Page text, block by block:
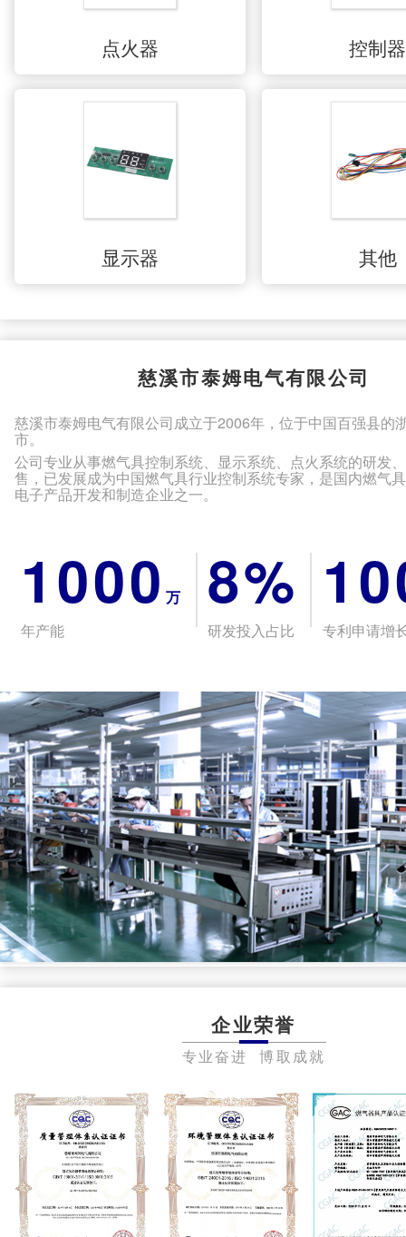
点火器 控制器
显示器 其他
慈溪市泰姆电气有限公司
慈溪市泰姆电气有限公司成立于2006年，位于中国百强县的
市。
公司专业从事燃气具控制系统、显示系统、点火系统的研发
售，已发展成为中国燃气具行业控制系统专家，是国内燃气
电子产品开发和制造企业之一。
1000 万
年产能
8%
研发投入占比 专利申请增
企业荣誉
专业奋进 博取成就